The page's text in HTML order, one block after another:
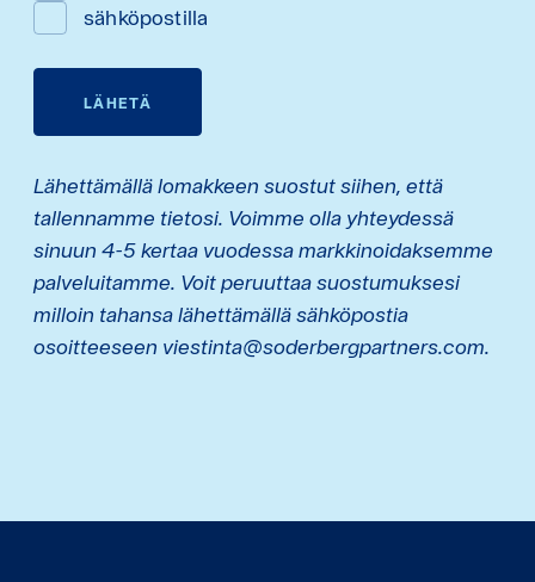
sähköpostilla
LÄHETÄ
Lähettämällä lomakkeen suostut siihen, että
tallennamme tietosi. Voimme olla yhteydessä
sinuun 4-5 kertaa vuodessa markkinoidaksemme
palveluitamme. Voit peruuttaa suostumuksesi
milloin tahansa lähettämällä sähköpostia
osoitteeseen viestinta@soderbergpartners.com.